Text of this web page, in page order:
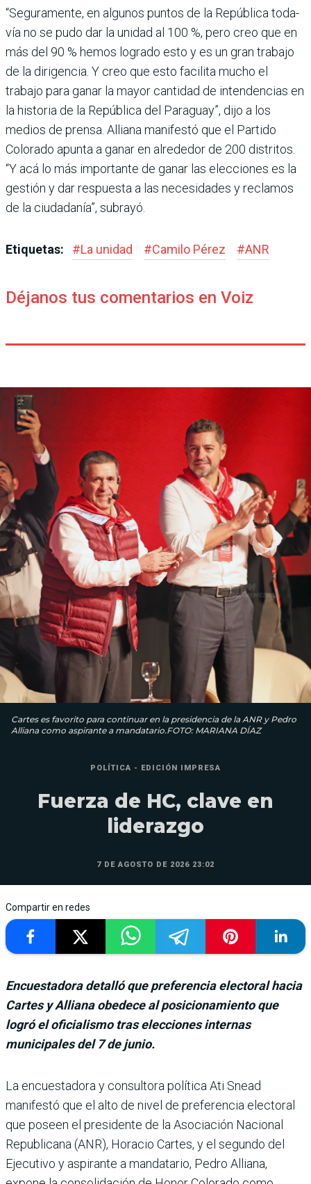
“Seguramente, en algunos puntos de la República toda­
vía no se pudo dar la unidad al 100 %, pero creo que en
más del 90 % hemos logrado esto y es un gran trabajo
de la dirigencia. Y creo que esto facilita mucho el
trabajo para ganar la mayor cantidad de intendencias en
la historia de la República del Paraguay”, dijo a los
medios de prensa. Alliana manifestó que el Par­tido
Colorado apunta a ganar en alrededor de 200 distritos.
“Y acá lo más importante de ganar las elecciones es la
ges­tión y dar respuesta a las nece­sidades y reclamos
de la ciu­dadanía”, subrayó.
Etiquetas: #La unidad #Camilo Pérez #ANR
Déjanos tus comentarios en Voiz
Cartes es favorito para continuar en la presidencia de la ANR y Pedro
Alliana como aspirante a mandatario.FOTO: MARIANA DÍAZ
POLÍTICA - EDICIÓN IMPRESA
Fuerza de HC, clave en
liderazgo
7 DE AGOSTO DE 2026 23:02
Compartir en redes
Encuestadora detalló que preferencia electoral hacia
Cartes y Alliana obedece al posicionamiento que
logró el oficialismo tras elecciones internas
municipales del 7 de junio.
La encuestadora y consultora política Ati Snead
manifestó que el alto de nivel de prefe­rencia electoral
que poseen el presidente de la Asociación Nacional
Republicana (ANR), Horacio Cartes, y el segundo del
Ejecutivo y aspirante a mandatario, Pedro Alliana,